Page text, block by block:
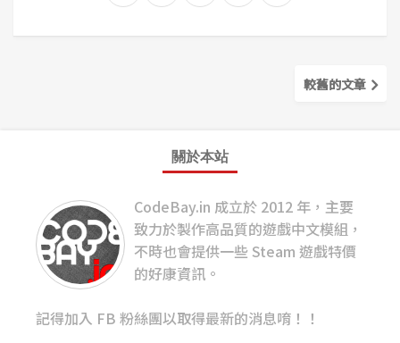
較舊的文章
關於本站
CodeBay.in 成立於 2012 年，主要
致力於製作高品質的遊戲中文模組，
不時也會提供一些 Steam 遊戲特價
的好康資訊。
記得加入 FB 粉絲團以取得最新的消息唷！！